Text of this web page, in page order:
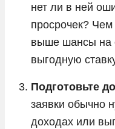
нет ли в ней
просрочек?
выше шансы на
выгодную
Подготовьте
заявки обычно
доходах или